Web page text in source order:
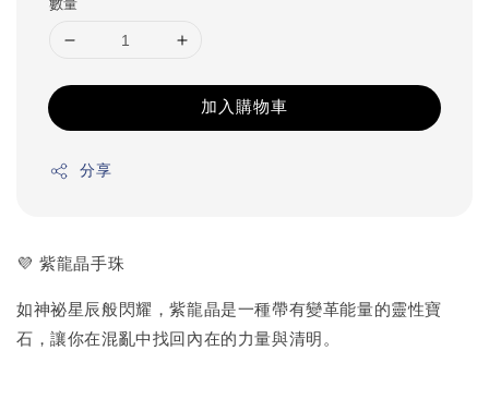
數量
加入購物車
分享
💜 紫龍晶手珠
如神祕星辰般閃耀，紫龍晶是一種帶有變革能量的靈性寶
石，讓你在混亂中找回內在的力量與清明。